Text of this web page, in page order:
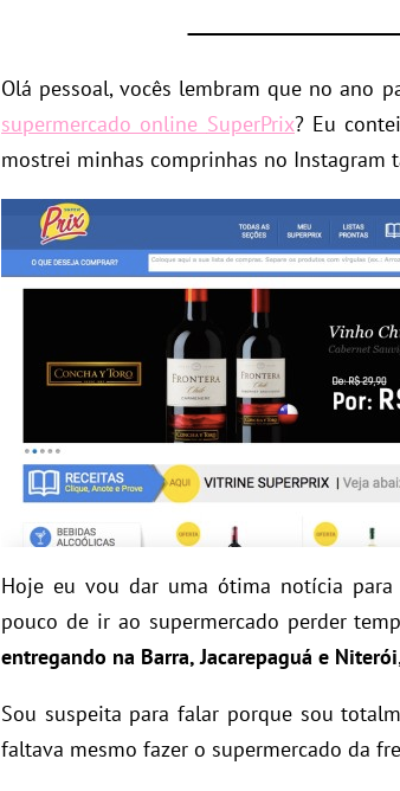
Olá pessoal, vocês lembram que no ano
supermercado online SuperPrix? Eu
mostrei minhas comprinhas no Instagram
Hoje eu vou dar uma ótima notícia
pouco de ir ao supermercado perder
entregando na Barra, Jacarepaguá e Niterói
Sou suspeita para falar porque sou
faltava mesmo fazer o supermercado da